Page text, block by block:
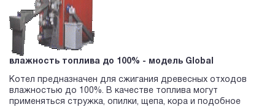
влажность топлива до 100% - модель Global
Котел предназначен для сжигания древесных отходов
влажностью до 100%. В качестве топлива могут
применяться стружка, опилки, щепа, кора и подобное